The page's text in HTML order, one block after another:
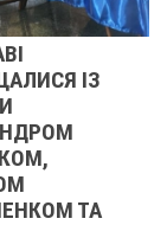
РЕВОЛЮЦІЯ
2013 ОЧИМА
21 листопада 2025